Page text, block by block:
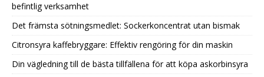
befintlig verksamhet
Det främsta sötningsmedlet: Sockerkoncentrat utan bismak
Citronsyra kaffebryggare: Effektiv rengöring för din maskin
Din vägledning till de bästa tillfällena för att köpa askorbinsyra